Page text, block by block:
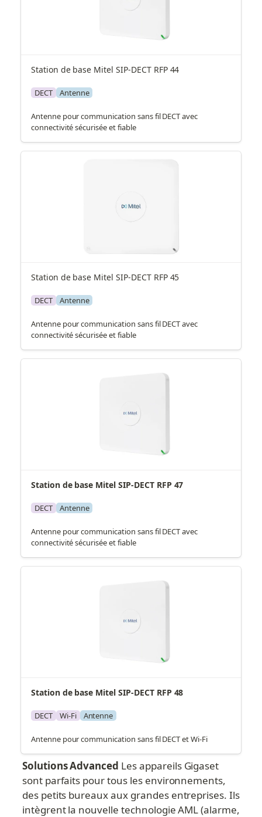
Station de base Mitel SIP-DECT RFP 44
DECT Antenne
Antenne pour communication sans fil DECT avec
connectivité sécurisée et fiable
Station de base Mitel SIP-DECT RFP 45
DECT Antenne
Antenne pour communication sans fil DECT avec
connectivité sécurisée et fiable
Station de base Mitel SIP-DECT RFP 47
DECT Antenne
Antenne pour communication sans fil DECT avec
connectivité sécurisée et fiable
Station de base Mitel SIP-DECT RFP 48
DECT Wi-Fi Antenne
Antenne pour communication sans fil DECT et Wi-Fi
Solutions Advanced Les appareils Gigaset
sont parfaits pour tous les environnements,
des petits bureaux aux grandes entreprises. Ils
intègrent la nouvelle technologie AML (alarme,